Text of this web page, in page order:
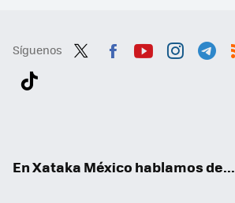
Síguenos
En Xataka México hablamos de...